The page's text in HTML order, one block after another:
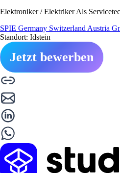
Elektroniker / Elektriker Als
SPIE Germany Switzerland Austria
Standort: Idstein
Jetzt bewerben